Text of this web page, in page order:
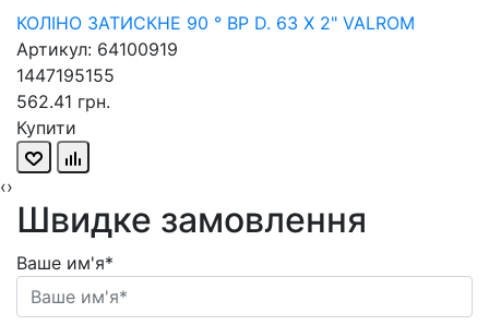
КОЛІНО ЗАТИСКНЕ 90 ° ВР D. 63 X 2" VALROM
Артикул: 64100919
1447195155
562.41 грн.
Купити
‹›
Швидке замовлення
Ваше им'я*